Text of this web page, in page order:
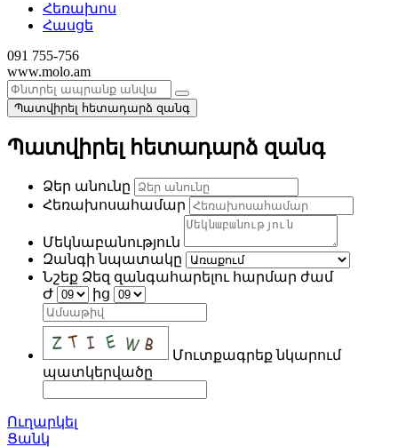
Հեռախոս
Հասցե
091 755-756
www.molo.am
Պատվիրել հետադարձ զանգ
Պատվիրել հետադարձ զանգ
Ձեր անունը
Հեռախոսահամար
Մեկնաբանություն
Զանգի նպատակը
Նշեք Ձեզ զանգահարելու հարմար ժամ
Ժ
ից
Մուտքագրեք նկարում
պատկերվածը
Ուղարկել
Ցանկ